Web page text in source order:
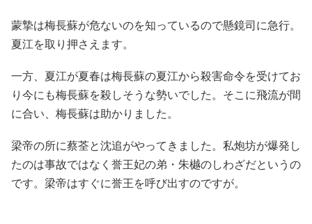
蒙摯は梅長蘇が危ないのを知っているので懸鏡司に急行。
夏江を取り押さえます。
一方、夏江が夏春は梅長蘇の夏江から殺害命令を受けてお
り今にも梅長蘇を殺しそうな勢いでした。そこに飛流が間
に合い、梅長蘇は助かりました。
梁帝の所に蔡荃と沈追がやってきました。私炮坊が爆発し
たのは事故ではなく誉王妃の弟・朱樾のしわざだというの
です。梁帝はすぐに誉王を呼び出すのですが。